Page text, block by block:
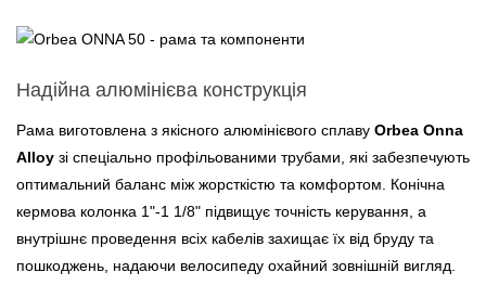
Надійна алюмінієва конструкція
Рама виготовлена з якісного алюмінієвого сплаву Orbea Onna
Alloy зі спеціально профільованими трубами, які забезпечують
оптимальний баланс між жорсткістю та комфортом. Конічна
кермова колонка 1"-1 1/8" підвищує точність керування, а
внутрішнє проведення всіх кабелів захищає їх від бруду та
пошкоджень, надаючи велосипеду охайний зовнішній вигляд.